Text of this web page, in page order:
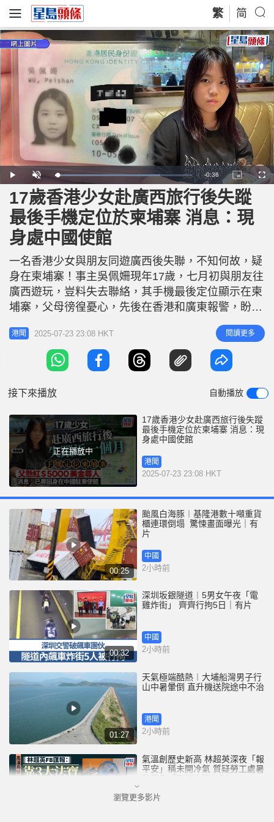
繁 简
P
l
y
U
n
m
u
t
e
L
o
a
d
e
:
7
6
.
9
4
R
e
m
n
n
-0:36
P
i
c
t
u
r
e
-
c
t
r
e
F
u
17歲香港少女赴廣西旅行後失蹤
最後手機定位於柬埔寨 消息：現
身處中國使館
一名香港少女與朋友同遊廣西後失聯，不知何故，疑
身在柬埔寨！事主吳佩姍現年17歲，七月初與朋友往
廣西遊玩，豈料失去聯絡，其手機最後定位顯示在柬
埔寨，父母徬徨憂心，先後在香港和廣東報警，盼有
心人提供線索尋女。消息指，吳佩姍現時身處中國駐
柬埔寨大使館，目前平安無礙。 下落不明的吳佩
姍，原是廣東省汕尾市海豐縣人，早年取得香港居民
身分證。吳父昨天向內地傳媒求助，講述女兒失蹤經
港聞 2025-07-23 23:08 HKT 閱讀更多
接下來播放 自動播放
正在播放中
17歲香港少女赴廣西旅行後失蹤
最後手機定位於柬埔寨 消息：現
身處中國使館
港聞
2025-07-23 23:08 HKT
00:25
颱風白海豚︱基隆港數十噸重貨
櫃連環倒塌 驚悚畫面曝光｜有
片
中國
2小時前
00:32
深圳坂銀隧道︱5男女午夜「電
雞炸街」 齊齊行拘5日｜有片
中國
2小時前
01:27
天氣極端酷熱︱大埔船灣男子行
山中暑暈倒 直升機送院途中不治
港聞
2小時前
氣溫創歷史新高 林超英深夜「報
平安」稱未開冷氣 質疑勞工處暑
熱警告「取消也沒分別」
港聞
瀏覽更多影片